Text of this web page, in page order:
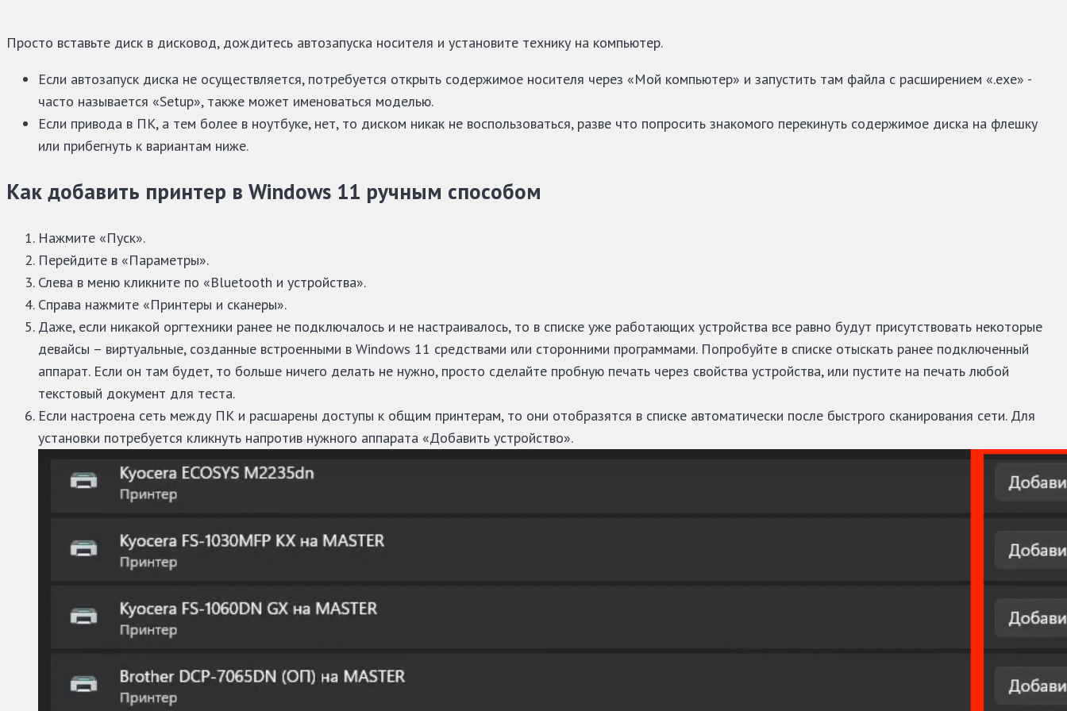
Просто вставьте диск в дисковод, дождитесь автозапуска носителя и установите технику на компьютер.
Если автозапуск диска не осуществляется, потребуется открыть содержимое носителя через «Мой компьютер» и запустить там файла с расширением «.exe» -
часто называется «Setup», также может именоваться моделью.
Если привода в ПК, а тем более в ноутбуке, нет, то диском никак не воспользоваться, разве что попросить знакомого перекинуть содержимое диска на флешку
или прибегнуть к вариантам ниже.
Как добавить принтер в Windows 11 ручным способом
Нажмите «Пуск».
Перейдите в «Параметры».
Слева в меню кликните по «Bluetooth и устройства».
Справа нажмите «Принтеры и сканеры».
Даже, если никакой оргтехники ранее не подключалось и не настраивалось, то в списке уже работающих устройства все равно будут присутствовать некоторые
девайсы – виртуальные, созданные встроенными в Windows 11 средствами или сторонними программами. Попробуйте в списке отыскать ранее подключенный
аппарат. Если он там будет, то больше ничего делать не нужно, просто сделайте пробную печать через свойства устройства, или пустите на печать любой
текстовый документ для теста.
Если настроена сеть между ПК и расшарены доступы к общим принтерам, то они отобразятся в списке автоматически после быстрого сканирования сети. Для
установки потребуется кликнуть напротив нужного аппарата «Добавить устройство».